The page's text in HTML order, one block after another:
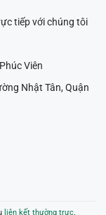
tiếp với chúng tôi
Viên
Nhật Tân, Quận
liên kết thường trực.